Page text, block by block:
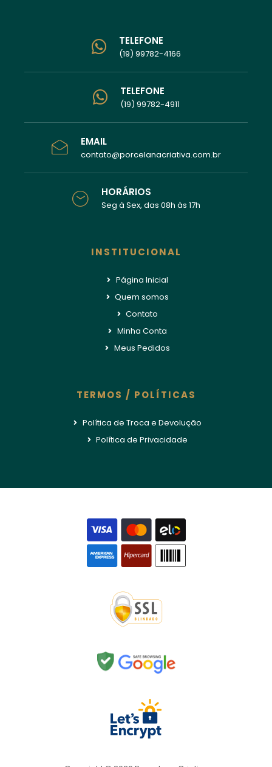
TELEFONE
(19) 99782-4166
TELEFONE
(19) 99782-4911
EMAIL
contato@porcelanacriativa.com.br
HORÁRIOS
Seg à Sex, das 08h às 17h
INSTITUCIONAL
Página Inicial
Quem somos
Contato
Minha Conta
Meus Pedidos
TERMOS / POLÍTICAS
Política de Troca e Devolução
Política de Privacidade